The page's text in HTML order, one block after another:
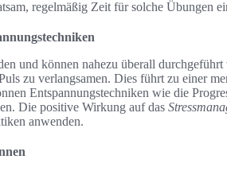
regelmäßig Zeit für solche Übungen
und können nahezu überall
zu verlangsamen. Dies führt zu einer
Entspannungstechniken wie die
Die positive Wirkung auf das
anwenden.